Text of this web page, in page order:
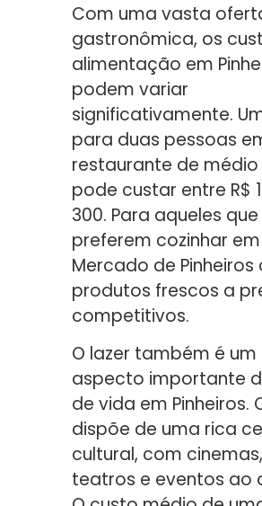
Com uma vasta
gastronômica, os
alimentação em
podem variar
significativamente.
para duas pessoas
restaurante de
pode custar entre R$
300. Para aqueles que
preferem cozinhar
Mercado de
produtos frescos a
competitivos.
O lazer também é um
aspecto importante
de vida em Pinheiros.
dispõe de uma rica
cultural, com cinemas,
teatros e eventos ao